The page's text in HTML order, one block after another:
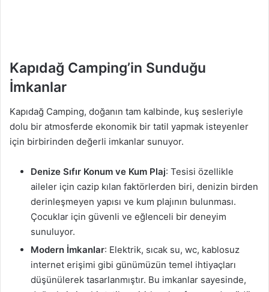
Kapıdağ Camping’in Sunduğu
İmkanlar
Kapıdağ Camping, doğanın tam kalbinde, kuş sesleriyle
dolu bir atmosferde ekonomik bir tatil yapmak isteyenler
için birbirinden değerli imkanlar sunuyor.
Denize Sıfır Konum ve Kum Plaj: Tesisi özellikle
aileler için cazip kılan faktörlerden biri, denizin birden
derinleşmeyen yapısı ve kum plajının bulunması.
Çocuklar için güvenli ve eğlenceli bir deneyim
sunuluyor.
Modern İmkanlar: Elektrik, sıcak su, wc, kablosuz
internet erişimi gibi günümüzün temel ihtiyaçları
düşünülerek tasarlanmıştır. Bu imkanlar sayesinde,